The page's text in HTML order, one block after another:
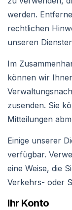
werden.
rechtlichen
unseren
Im
können wir
zusenden. Sie
Mitteilungen
Einige unserer
verfügbar.
eine Weise, die
Verkehrs- oder
Ihr Konto